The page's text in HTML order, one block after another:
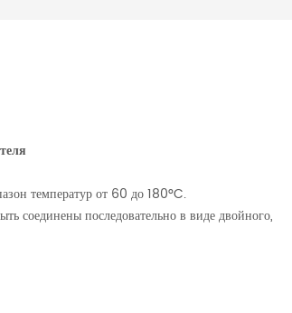
температур от 60 до 180°C.
соединены последовательно в виде двойного,